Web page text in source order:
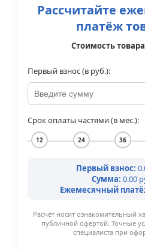
Рассчитайте
платёж
Стоимость
Первый взнос (в руб.):
Срок оплаты частями (в мес.):
12 24 36
Первый взнос:
Сумма: 0.00
Ежемесячный
Расчёт носит ознакомительный
публичной офертой. Точные
специалиста при